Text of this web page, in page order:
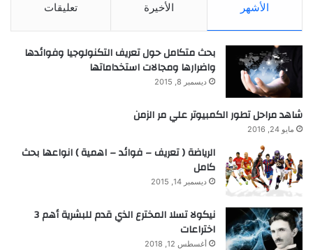
الأشهر الأخيرة تعليقات
بحث متكامل حول تعريف التكنولوجيا وفوائدها
واضرارها ومجالات استخداماتها
ديسمبر 8, 2015
شاهد مراحل تطور الكمبيوتر علي مر الزمن
مايو 24, 2016
الرياضة ( تعريف – فوائد – اهمية ) انواعها بحث
كامل
ديسمبر 14, 2015
نيكولا تسلا المخترع الذي قدم للبشرية أهم 3
اختراعات
أغسطس 12, 2018